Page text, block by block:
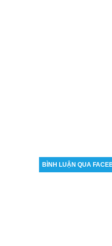
BÌNH LUẬN QUA